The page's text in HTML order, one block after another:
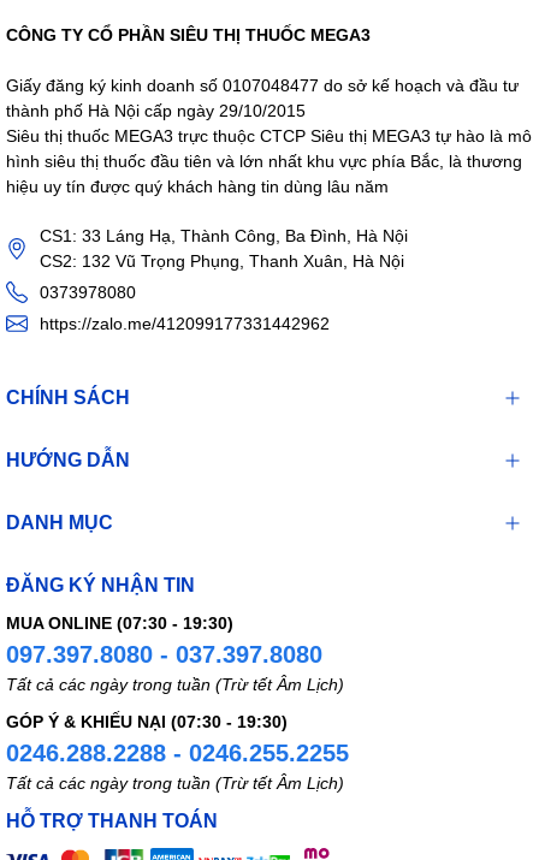
CÔNG TY CỔ PHẦN SIÊU THỊ THUỐC MEGA3
Giấy đăng ký kinh doanh số 0107048477 do sở kế hoạch và đầu tư
thành phố Hà Nội cấp ngày 29/10/2015
Siêu thị thuốc MEGA3 trực thuộc CTCP Siêu thị MEGA3 tự hào là mô
hình siêu thị thuốc đầu tiên và lớn nhất khu vực phía Bắc, là thương
hiệu uy tín được quý khách hàng tin dùng lâu năm
CS1: 33 Láng Hạ, Thành Công, Ba Đình, Hà Nội
CS2: 132 Vũ Trọng Phụng, Thanh Xuân, Hà Nội
0373978080
https://zalo.me/412099177331442962
CHÍNH SÁCH
HƯỚNG DẪN
DANH MỤC
ĐĂNG KÝ NHẬN TIN
MUA ONLINE (07:30 - 19:30)
097.397.8080 - 037.397.8080
Tất cả các ngày trong tuần (Trừ tết Âm Lịch)
GÓP Ý & KHIẾU NẠI (07:30 - 19:30)
0246.288.2288 - 0246.255.2255
Tất cả các ngày trong tuần (Trừ tết Âm Lịch)
HỖ TRỢ THANH TOÁN